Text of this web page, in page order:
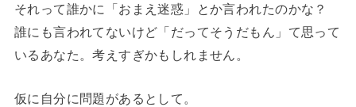
それって誰かに「おまえ迷惑」とか言われたのかな？
誰にも言われてないけど「だってそうだもん」て思って
いるあなた。考えすぎかもしれません。
仮に自分に問題があるとして。